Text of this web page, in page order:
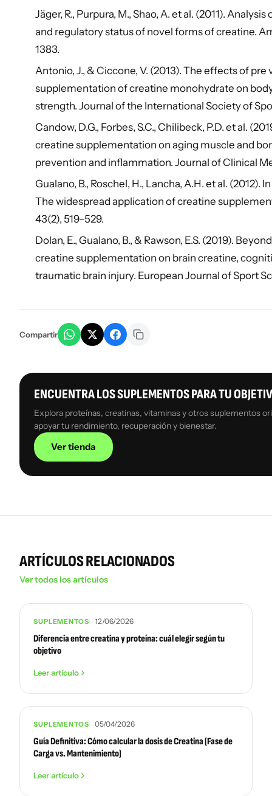
Jäger, R., Purpura, M., Shao, A. et al. (2011).
and regulatory status of novel forms of creatine.
1383.
Antonio, J., & Ciccone, V. (2013). The effects of
supplementation of creatine monohydrate on
strength. Journal of the International Society of
Candow, D.G., Forbes, S.C., Chilibeck, P.D. et al.
creatine supplementation on aging muscle and
prevention and inflammation. Journal of Clinical
Gualano, B., Roschel, H., Lancha, A.H. et al. (2012).
The widespread application of creatine
43(2), 519–529.
Dolan, E., Gualano, B., & Rawson, E.S. (2019).
creatine supplementation on brain creatine,
traumatic brain injury. European Journal of Sport
Compartir
ENCUENTRA LOS SUPLEMENTOS PARA TU
Explora proteínas, creatinas, vitaminas y otros suplementos
apoyar tu rendimiento, recuperación y bienestar.
Ver tienda
ARTÍCULOS RELACIONADOS
Ver todos los artículos
SUPLEMENTOS 12/06/2026
Diferencia entre creatina y proteína: cuál elegir según tu
objetivo
Leer artículo
SUPLEMENTOS 05/04/2026
Guía Definitiva: Cómo calcular la dosis de Creatina (Fase de
Carga vs. Mantenimiento)
Leer artículo